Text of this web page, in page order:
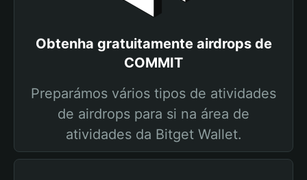
Obtenha gratuitamente airdrops de
COMMIT
Preparámos vários tipos de atividades
de airdrops para si na área de
atividades da Bitget Wallet.